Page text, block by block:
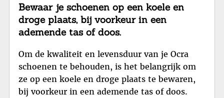
Bewaar je schoenen op een koele en
droge plaats, bij voorkeur in een
ademende tas of doos.
Om de kwaliteit en levensduur van je Ocra
schoenen te behouden, is het belangrijk om
ze op een koele en droge plaats te bewaren,
bij voorkeur in een ademende tas of doos.